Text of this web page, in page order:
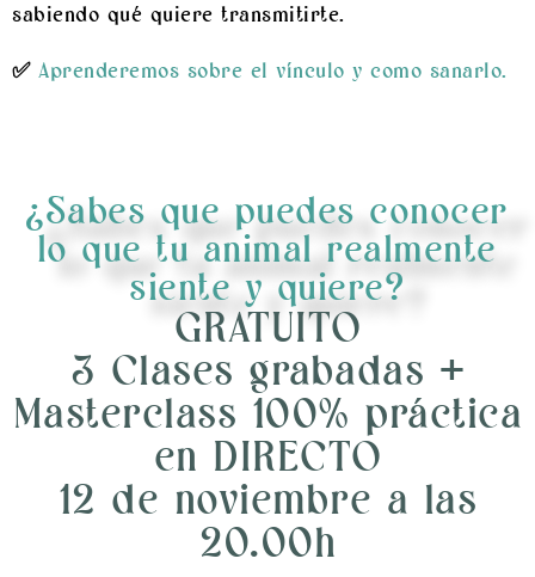
sabiendo qué quiere transmitirte.
✅ Aprenderemos sobre el vínculo y como sanarlo.
¿Sabes que puedes conocer
lo que tu animal realmente
siente y quiere?
GRATUITO
3 Clases grabadas +
Masterclass 100% práctica
en DIRECTO
12 de noviembre a las
20.00h